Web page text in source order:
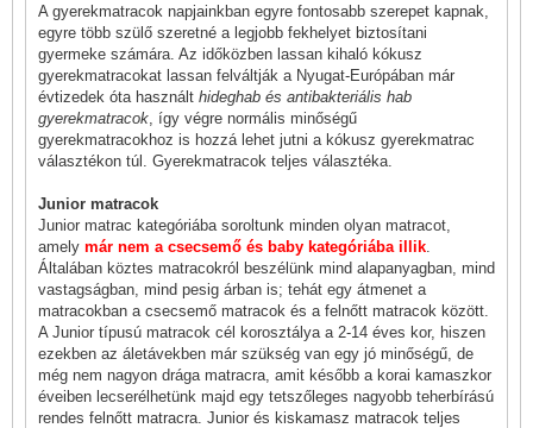
A gyerekmatracok napjainkban egyre fontosabb szerepet kapnak,
egyre több szülő szeretné a legjobb fekhelyet biztosítani
gyermeke számára. Az időközben lassan kihaló kókusz
gyerekmatracokat lassan felváltják a Nyugat-Európában már
évtizedek óta használt hideghab és antibakteriális hab
gyerekmatracok , így végre normális minőségű
gyerekmatracokhoz is hozzá lehet jutni a kókusz gyerekmatrac
választékon túl. Gyerekmatracok teljes választéka
Junior matracok
Junior matrac kategóriába soroltunk minden olyan matracot,
amely már nem a csecsemő és baby kategóriába illik
Általában köztes matracokról beszélünk mind alapanyagban, mind
vastagságban, mind pesig árban is; tehát egy átmenet a
matracokban a csecsemő matracok és a felnőtt matracok között.
A Junior típusú matracok cél korosztálya a 2-14 éves kor, hiszen
ezekben az áletávekben már szükség van egy jó minőségű, de
még nem nagyon drága matracra, amit később a korai kamaszkor
éveiben lecserélhetünk majd egy tetszőleges nagyobb teherbírású
rendes felnőtt matracra. Junior és kiskamasz matracok teljes